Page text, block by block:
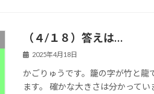
（４/１８）答えは…
2025年4月18日
かごりゅうです。籠の字が竹と龍
ます。 確かな大きさは分かって